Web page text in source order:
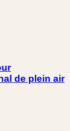
de plein air